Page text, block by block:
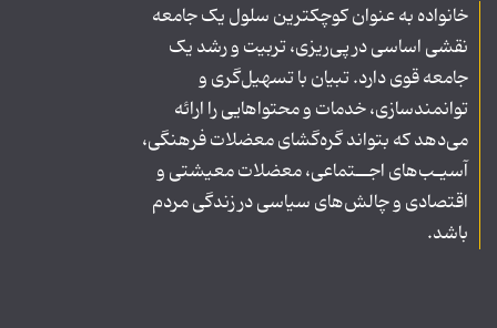
خانواده به عنوان کوچکترین سلول یک جامعه
نقشی اساسی در پی‌ریزی، تربیت و رشد یک
جامعه قوی دارد. تبیان با تسهیل‌گری و
توانمندسازی، خدمات و محتواهایی را ارائه
می‌دهد که بتواند گره‌گشای معضلات فرهنگی،
آسیـب‌های اجــتماعی، معضلات معیشتی و
اقتصادی و چالش‌های سیاسی در زندگی مردم
باشد.